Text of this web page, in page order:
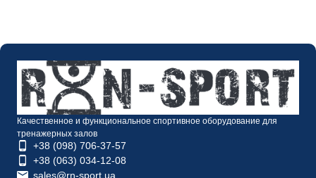
пройшло 10 днів.
з мінусів не було в
комплекті інструкції зі
збирання лавки, хоч би
тут на сайті її розмістили,
нічого складного там
Качественное и функциональное спортивное оборудование для
тренажерных залов
+38 (098) 706-37-57
+38 (063) 034-12-08
sales@rn-sport.ua